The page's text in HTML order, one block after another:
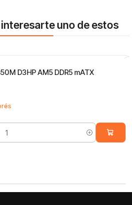
uno de estos
D3HP AM5 DDR5 mATX